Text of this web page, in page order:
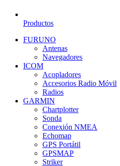
Productos
FURUNO
Antenas
Navegadores
ICOM
Acopladores
Accesorios Radio Móvil
Radios
GARMIN
Chartplotter
Sonda
Conexión NMEA
Echomap
GPS Portátil
GPSMAP
Striker